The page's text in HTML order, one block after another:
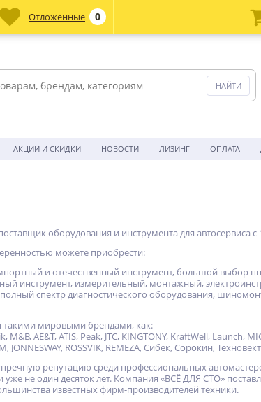
АКЦИИ И СКИДКИ НОВОСТИ ЛИЗИНГ ОПЛАТА
оборудования и инструмента для автосервиса с
можете приобрести:
и отечественный инструмент, большой выбор
инструмент, измерительный, монтажный,
полный спектр диагностического оборудования,
такими мировыми брендами, как:
AE&T, ATIS, Peak, JTC, KINGTONY, KraftWell, Launch,
JONNESWAY, ROSSVIK, REMEZA, Сибек, Сорокин,
репутацию среди профессиональных
не один десяток лет. Компания «ВСЁ ДЛЯ СТО»
известных фирм-производителей техники.
Отложенные 0